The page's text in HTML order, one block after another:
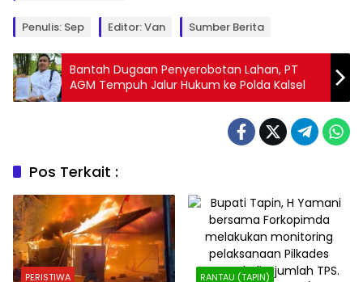
Penulis: Sep Editor: Van Sumber Berita
Bantah Dugaan Penyerobotan Lahan, PT
AGM Tempuh Jalur Hukum ke Polda Kalsel
Pos Terkait :
PERISTIWA RANTAU (TAPIN)